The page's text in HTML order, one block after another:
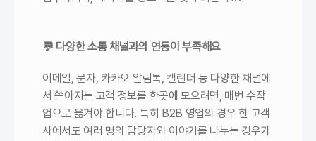
💬 다양한 소통 채널과의 연동이 부족해요
이메일, 문자, 카카오 알림톡, 캘린더 등 다양한 채널에
서 쏟아지는 고객 정보를 한곳에 모으려면, 매번 수작
업으로 옮겨야 합니다. 특히 B2B 영업의 경우 한 고객
사에서도 여러 명의 담당자와 이야기를 나누는 경우가